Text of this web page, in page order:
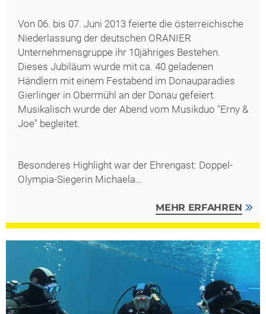
Von 06. bis 07. Juni 2013 feierte die österreichische
Niederlassung der deutschen ORANIER
Unternehmensgruppe ihr 10jähriges Bestehen.
Dieses Jubiläum wurde mit ca. 40 geladenen
Händlern mit einem Festabend im Donauparadies
Gierlinger in Obermühl an der Donau gefeiert.
Musikalisch wurde der Abend vom Musikduo "Erny &
Joe" begleitet.
Besonderes Highlight war der Ehrengast: Doppel-
Olympia-Siegerin Michaela…
MEHR ERFAHREN